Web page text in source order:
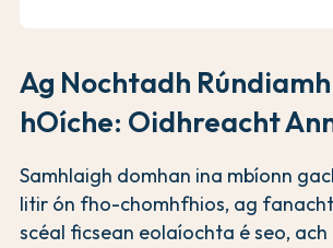
Ag Nochtadh
hOíche: Oidhreacht
Samhlaigh domhan ina mbíonn
litir ón fho-chomhfhios, ag fanacht
scéal ficsean eolaíochta é seo,